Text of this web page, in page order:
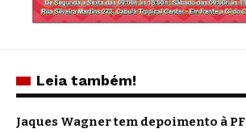
Leia também!
Jaques Wagner tem depoimento à PF